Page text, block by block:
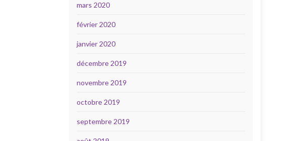
mars 2020
février 2020
janvier 2020
décembre 2019
novembre 2019
octobre 2019
septembre 2019